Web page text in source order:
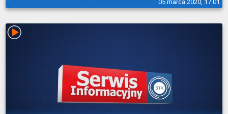
05 marca 2020, 17:01